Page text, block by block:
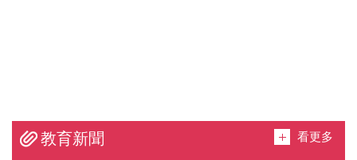
教育新聞 看更多